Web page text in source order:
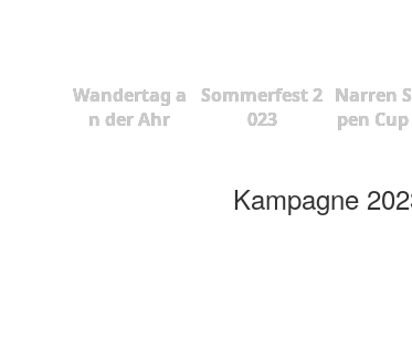
Wandertag a
n der Ahr
Sommerfest 2
023
Narren
pen Cup
Kampagne